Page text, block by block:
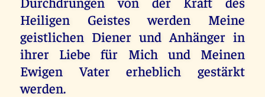
Heiligen Geistes werden Meine
geistlichen Diener und Anhänger in
ihrer Liebe für Mich und Meinen
Ewigen Vater erheblich gestärkt
werden.